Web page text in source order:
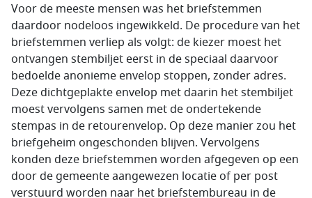
Voor de meeste mensen was het briefstemmen
daardoor nodeloos ingewikkeld. De procedure van het
briefstemmen verliep als volgt: de kiezer moest het
ontvangen stembiljet eerst in de speciaal daarvoor
bedoelde anonieme envelop stoppen, zonder adres.
Deze dichtgeplakte envelop met daarin het stembiljet
moest vervolgens samen met de ondertekende
stempas in de retourenvelop. Op deze manier zou het
briefgeheim ongeschonden blijven. Vervolgens
konden deze briefstemmen worden afgegeven op een
door de gemeente aangewezen locatie of per post
verstuurd worden naar het briefstembureau in de